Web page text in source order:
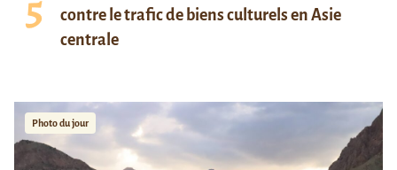
contre le trafic de biens culturels en Asie
centrale
Photo du jour